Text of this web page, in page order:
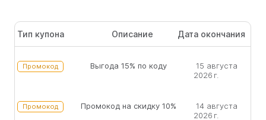
Тип купона Описание Дата окончания
Промокод Выгода 15% по коду
15 августа
2026 г.
Промокод Промокод на скидку 10%
14 августа
2026 г.